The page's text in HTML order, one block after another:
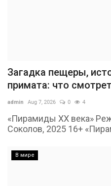
Загадка пещеры,
примата: что
admin Aug 7, 2026 0 4
«Пирамиды ХХ века»
Соколов, 2025 16+
В мире